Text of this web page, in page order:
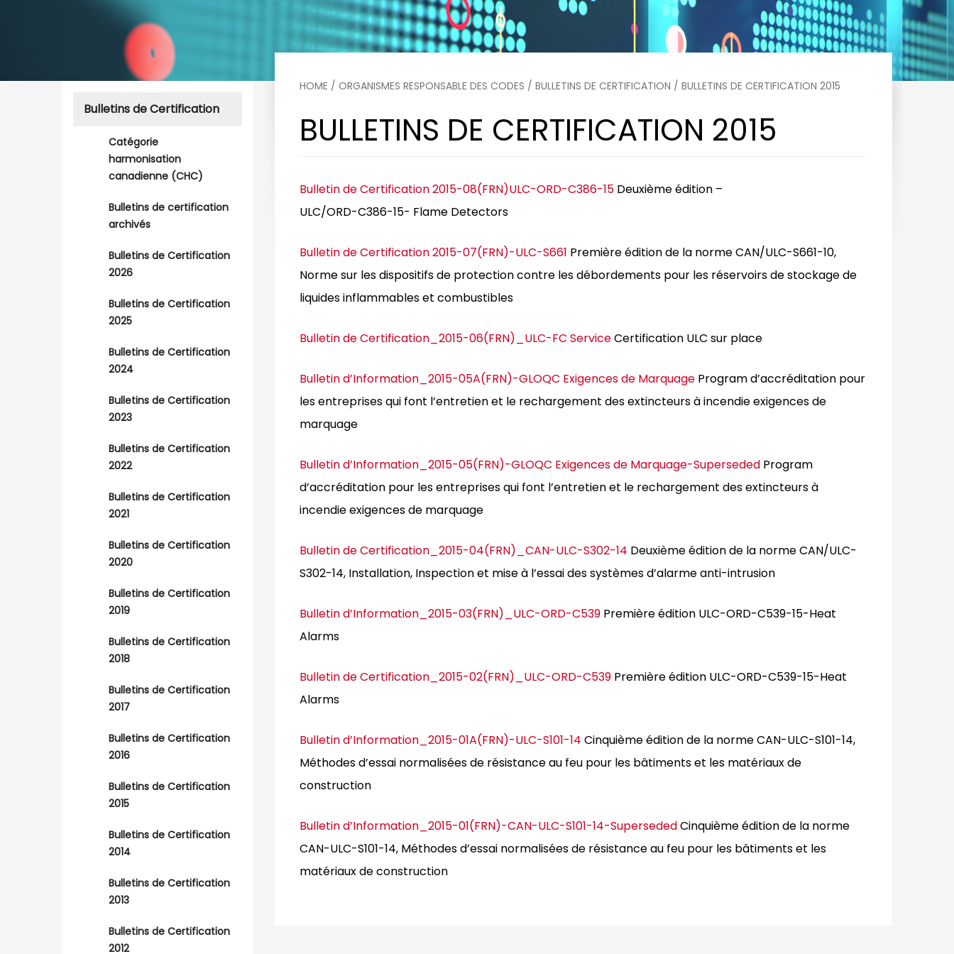
Bulletins de Certification
Catégorie
harmonisation
canadienne (CHC)
Bulletins de certification
archivés
Bulletins de Certification
2026
Bulletins de Certification
2025
Bulletins de Certification
2024
Bulletins de Certification
2023
Bulletins de Certification
2022
Bulletins de Certification
2021
Bulletins de Certification
2020
Bulletins de Certification
2019
Bulletins de Certification
2018
Bulletins de Certification
2017
Bulletins de Certification
2016
Bulletins de Certification
2015
Bulletins de Certification
2014
Bulletins de Certification
2013
Bulletins de Certification
2012
HOME / ORGANISMES RESPONSABLE DES CODES / BULLETINS DE CERTIFICATION / BULLETINS DE CERTIFICATION 2015
BULLETINS DE CERTIFICATION 2015
Bulletin de Certification 2015-08(FRN)ULC-ORD-C386-15 Deuxième édition –
ULC/ORD-C386-15- Flame Detectors
Bulletin de Certification 2015-07(FRN)-ULC-S661 Première édition de la norme CAN/ULC-S661-10,
Norme sur les dispositifs de protection contre les débordements pour les réservoirs de stockage de
liquides inflammables et combustibles
Bulletin de Certification_2015-06(FRN)_ULC-FC ServiceCertification ULC sur place
Bulletin d’Information_2015-05A(FRN)-GLOQC Exigences de Marquage Program d’accréditation pour
les entreprises qui font l’entretien et le rechargement des extincteurs à incendie exigences de
marquage
Bulletin d’Information_2015-05(FRN)-GLOQC Exigences de Marquage-Superseded Program
d’accréditation pour les entreprises qui font l’entretien et le rechargement des extincteurs à
incendie exigences de marquage
Bulletin de Certification_2015-04(FRN)_CAN-ULC-S302-14 Deuxième édition de la norme CAN/ULC-
S302-14, Installation, Inspection et mise à l’essai des systèmes d’alarme anti-intrusion
Bulletin d’Information_2015-03(FRN)_ULC-ORD-C539 Première édition ULC-ORD-C539-15-Heat
Alarms
Bulletin de Certification_2015-02(FRN)_ULC-ORD-C539 Première édition ULC-ORD-C539-15-Heat
Alarms
Bulletin d’Information_2015-01A(FRN)-ULC-S101-14 Cinquième édition de la norme CAN-ULC-S101-14,
Méthodes d’essai normalisées de résistance au feu pour les bâtiments et les matériaux de
construction
Bulletin d’Information_2015-01(FRN)-CAN-ULC-S101-14-SupersededCinquième édition de la norme
CAN-ULC-S101-14, Méthodes d’essai normalisées de résistance au feu pour les bâtiments et les
matériaux de construction